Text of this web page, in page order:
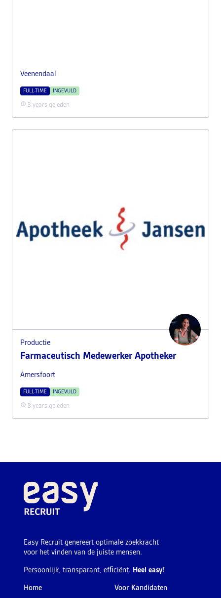
Veenendaal
FULL-TIME INGEVULD
3 years geleden
Productie
Farmaceutisch Medewerker Apotheker
Amersfoort
FULL-TIME INGEVULD
3 years geleden
Easy Recruit genereert optimale zoekkracht
voor het vinden van de juiste mensen.
Persoonlijk, transparant, efﬁciënt. Heel easy!
Home
Voor Kandidaten